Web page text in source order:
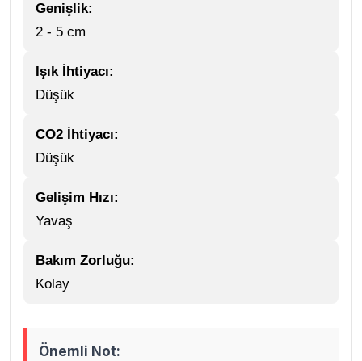
Genişlik:
2 - 5 cm
Işık İhtiyacı:
Düşük
CO2 İhtiyacı:
Düşük
Gelişim Hızı:
Yavaş
Bakım Zorluğu:
Kolay
Önemli Not: